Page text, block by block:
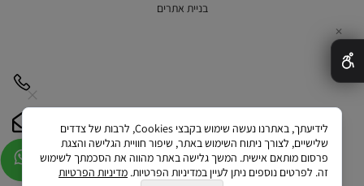
בניית אתרים
✕
לידיעתך, באתרנו נעשה שימוש בקבצי Cookies, לרבות של צדדים
שלישיים, לצורך ניתוח השימוש באתר, שיפור חוויית הגלישה והצגת
פרסום מותאם אישית. המשך גלישה באתר מהווה את הסכמתך לשימוש
זה. לפרטים נוספים ניתן לעיין במדיניות הפרטיות. מדיניות הפרטיות